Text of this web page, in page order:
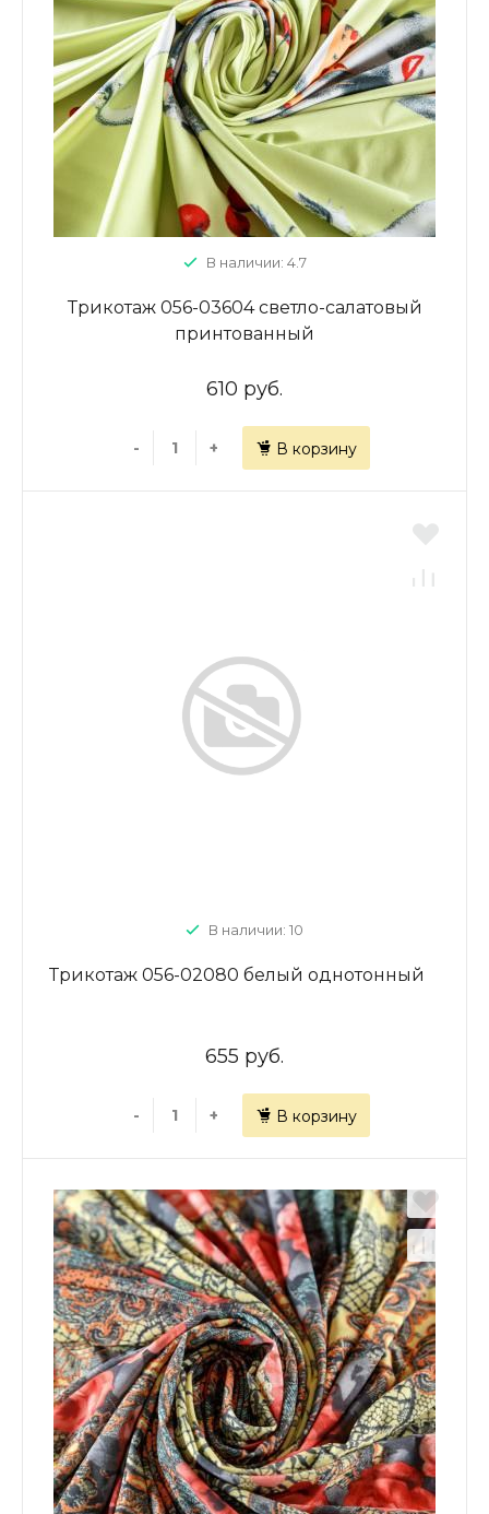
В наличии: 4.7
Трикотаж 056-03604 светло-салатовый
принтованный
610 руб.
- + В корзину
В наличии: 10
Трикотаж 056-02080 белый однотонный
655 руб.
- + В корзину